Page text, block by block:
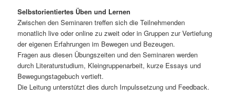
Selbstorientiertes Üben und Lernen
Zwischen den Seminaren treffen sich die Teilnehmenden
monatlich live oder online zu zweit oder in Gruppen zur Vertiefung
der eigenen Erfahrungen im Bewegen und Bezeugen.
Fragen aus diesen Übungszeiten und den Seminaren werden
durch Literaturstudium, Kleingruppenarbeit, kurze Essays und
Bewegungstagebuch vertieft.
Die Leitung unterstützt dies durch Impulssetzung und Feedback.